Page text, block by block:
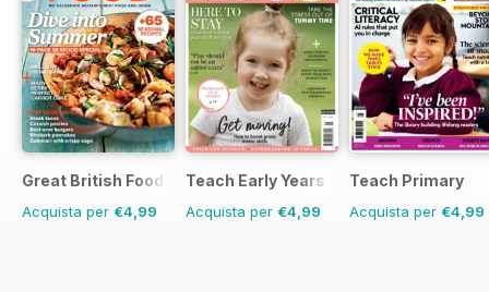
Great British Food
Acquista per €4,99
Teach Early Years
Acquista per €4,99
Teach Primary
Acquista per €4,99